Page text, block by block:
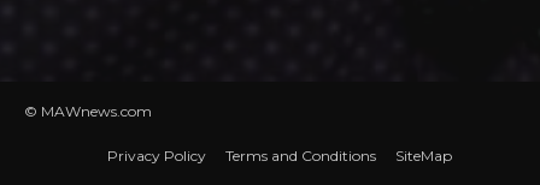
© MAWnews.com
Privacy Policy Terms and Conditions SiteMap